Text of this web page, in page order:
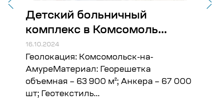
Детский больничный
комплекс в Комсомоль...
16.10.2024
Геолокация: Комсомольск-на-
АмуреМатериал: Георешетка
объемная – 63 900 м²; Анкера – 67 000
шт; Геотекстиль...